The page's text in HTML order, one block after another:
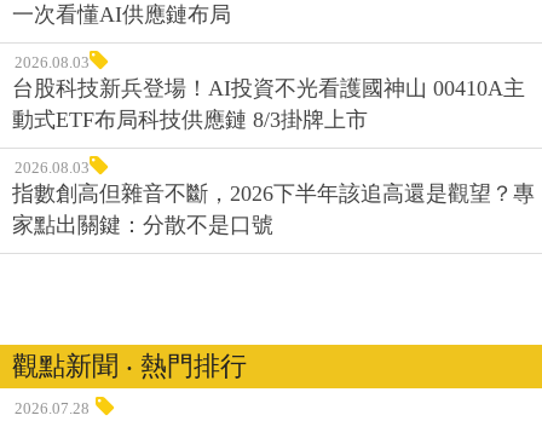
一次看懂AI供應鏈布局
2026.08.03
台股科技新兵登場！AI投資不光看護國神山 00410A主
動式ETF布局科技供應鏈 8/3掛牌上市
2026.08.03
指數創高但雜音不斷，2026下半年該追高還是觀望？專
家點出關鍵：分散不是口號
觀點新聞 ‧ 熱門排行
2026.07.28